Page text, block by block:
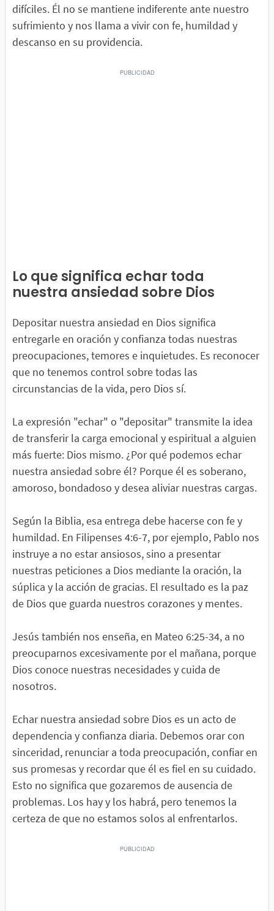
difíciles. Él no se mantiene indiferente ante nuestro
sufrimiento y nos llama a vivir con fe, humildad y
descanso en su providencia.
Lo que significa echar toda
nuestra ansiedad sobre Dios
Depositar nuestra ansiedad en Dios significa
entregarle en oración y confianza todas nuestras
preocupaciones, temores e inquietudes. Es reconocer
que no tenemos control sobre todas las
circunstancias de la vida, pero Dios sí.
La expresión "echar" o "depositar" transmite la idea
de transferir la carga emocional y espiritual a alguien
más fuerte: Dios mismo. ¿Por qué podemos echar
nuestra ansiedad sobre él? Porque él es soberano,
amoroso, bondadoso y desea aliviar nuestras cargas.
Según la Biblia, esa entrega debe hacerse con fe y
humildad. En Filipenses 4:6-7, por ejemplo, Pablo nos
instruye a no estar ansiosos, sino a presentar
nuestras peticiones a Dios mediante la oración, la
súplica y la acción de gracias. El resultado es la paz
de Dios que guarda nuestros corazones y mentes.
Jesús también nos enseña, en Mateo 6:25-34, a no
preocuparnos excesivamente por el mañana, porque
Dios conoce nuestras necesidades y cuida de
nosotros.
Echar nuestra ansiedad sobre Dios es un acto de
dependencia y confianza diaria. Debemos orar con
sinceridad, renunciar a toda preocupación, confiar en
sus promesas y recordar que él es fiel en su cuidado.
Esto no significa que gozaremos de ausencia de
problemas. Los hay y los habrá, pero tenemos la
certeza de que no estamos solos al enfrentarlos.